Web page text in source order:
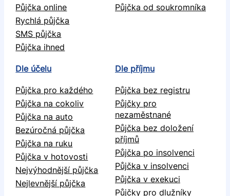
Půjčka online
Rychlá půjčka
SMS půjčka
Půjčka ihned
Půjčka od soukromníka
Dle účelu
Půjčka pro každého
Půjčka na cokoliv
Půjčka na auto
Bezúročná půjčka
Půjčka na ruku
Půjčka v hotovosti
Nejvýhodnější půjčka
Nejlevnější půjčka
Dle příjmu
Půjčka bez registru
Půjčky pro
nezaměstnané
Půjčka bez doložení
příjmů
Půjčka po insolvenci
Půjčka v insolvenci
Půjčka v exekuci
Půjčky pro dlužníky